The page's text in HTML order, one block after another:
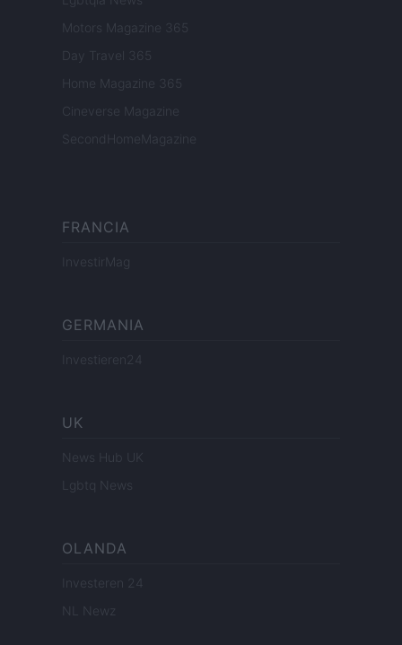
Motors Magazine 365
Day Travel 365
Home Magazine 365
Cineverse Magazine
SecondHomeMagazine
FRANCIA
InvestirMag
GERMANIA
Investieren24
UK
News Hub UK
Lgbtq News
OLANDA
Investeren 24
NL Newz